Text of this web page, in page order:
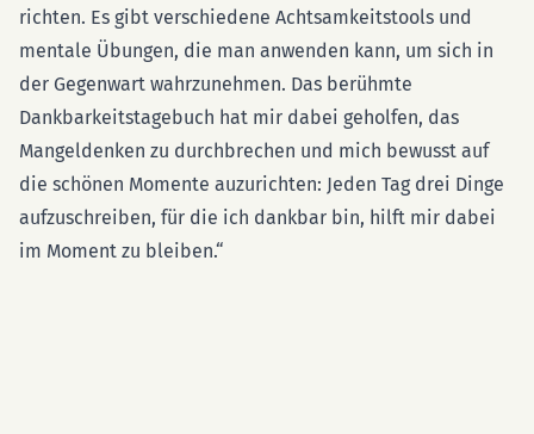
richten. Es gibt verschiedene Achtsamkeitstools und
mentale Übungen, die man anwenden kann, um sich in
der Gegenwart wahrzunehmen. Das berühmte
Dankbarkeitstagebuch hat mir dabei geholfen, das
Mangeldenken zu durchbrechen und mich bewusst auf
die schönen Momente auzurichten: Jeden Tag drei Dinge
aufzuschreiben, für die ich dankbar bin, hilft mir dabei
im Moment zu bleiben.“